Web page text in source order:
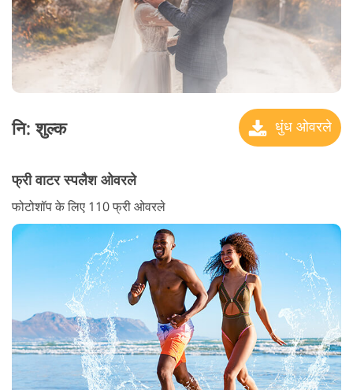
नि: शुल्क धुंध ओवरले
फ्री वाटर स्पलैश ओवरले
फोटोशॉप के लिए 110 फ्री ओवरले